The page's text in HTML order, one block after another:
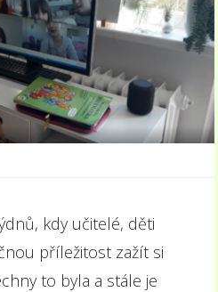
kdy učitelé, děti
příležitost zažít si
to byla a stále je